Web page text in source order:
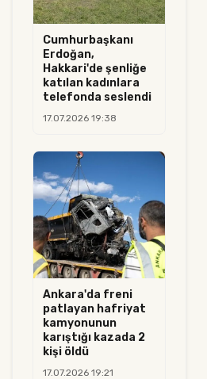
Cumhurbaşkanı
Erdoğan,
Hakkari'de şenliğe
katılan kadınlara
telefonda seslendi
17.07.2026 19:38
Ankara'da freni
patlayan hafriyat
kamyonunun
karıştığı kazada 2
kişi öldü
17.07.2026 19:21